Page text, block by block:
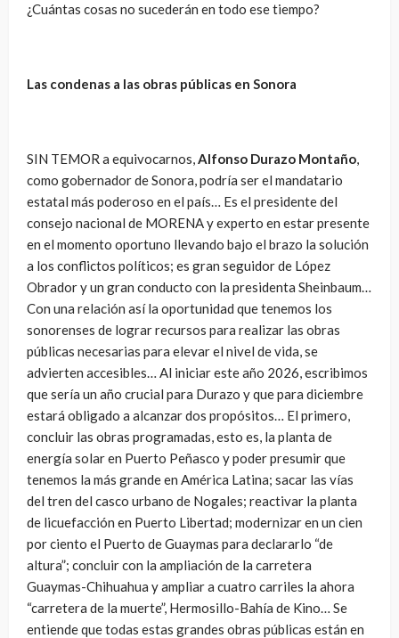
¿Cuántas cosas no sucederán en todo ese tiempo?
Las condenas a las obras públicas en Sonora
SIN TEMOR a equivocarnos,Alfonso Durazo Montaño,
como gobernador de Sonora, podría ser el mandatario
estatal más poderoso en el país… Es el presidente del
consejo nacional de MORENA y experto en estar presente
en el momento oportuno llevando bajo el brazo la solución
a los conflictos políticos; es gran seguidor de López
Obrador y un gran conducto con la presidenta Sheinbaum…
Con una relación así la oportunidad que tenemos los
sonorenses de lograr recursos para realizar las obras
públicas necesarias para elevar el nivel de vida, se
advierten accesibles… Al iniciar este año 2026, escribimos
que sería un año crucial para Durazo y que para diciembre
estará obligado a alcanzar dos propósitos… El primero,
concluir las obras programadas, esto es, la planta de
energía solar en Puerto Peñasco y poder presumir que
tenemos la más grande en América Latina; sacar las vías
del tren del casco urbano de Nogales; reactivar la planta
de licuefacción en Puerto Libertad; modernizar en un cien
por ciento el Puerto de Guaymas para declararlo “de
altura”; concluir con la ampliación de la carretera
Guaymas-Chihuahua y ampliar a cuatro carriles la ahora
“carretera de la muerte”, Hermosillo-Bahía de Kino… Se
entiende que todas estas grandes obras públicas están en